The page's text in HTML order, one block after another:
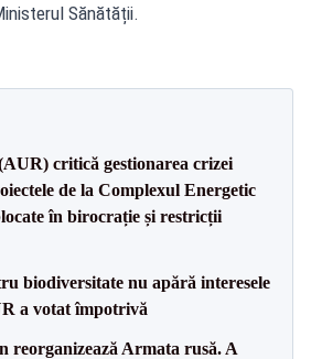
Sănătății.
critică gestionarea crizei
de la Complexul Energetic
în birocrație și restricții
biodiversitate nu apără interesele
a votat împotrivă
reorganizează Armata rusă. A